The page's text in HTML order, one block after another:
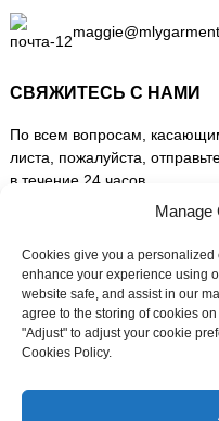
СВЯЖИТЕСЬ С НАМИ
По всем вопросам,
листа, пожалуйста,
в течение 24 часов.
ЗАПРОСИТЬ
СЛЕДИТЕ ЗА НАМИ
Manage
Cookies give you a
enhance your experience using
website safe, and assist in our
agree to the storing of cookies
"Adjust" to adjust your cookie
Cookies Policy.